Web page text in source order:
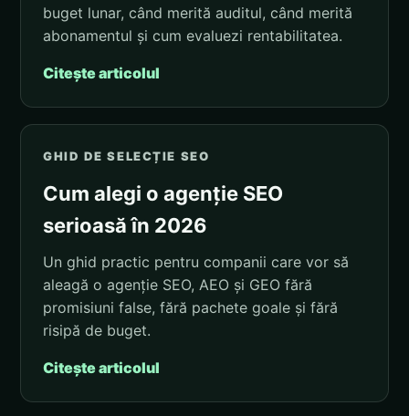
buget lunar, când merită auditul, când merită
abonamentul și cum evaluezi rentabilitatea.
Citește articolul
GHID DE SELECȚIE SEO
Cum alegi o agenție SEO
serioasă în 2026
Un ghid practic pentru companii care vor să
aleagă o agenție SEO, AEO și GEO fără
promisiuni false, fără pachete goale și fără
risipă de buget.
Citește articolul